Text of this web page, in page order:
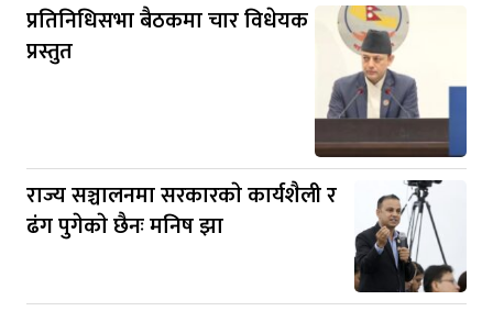
प्रतिनिधिसभा बैठकमा चार विधेयक
प्रस्तुत
राज्य सञ्चालनमा सरकारकाे कार्यशैली र
ढंग पुगेकाे छैनः मनिष झा